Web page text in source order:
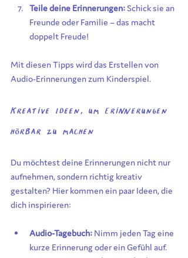
Teile deine Erinnerungen: Schick sie an
Freunde oder Familie – das macht
doppelt Freude!
Mit diesen Tipps wird das Erstellen von
Audio-Erinnerungen zum Kinderspiel.
Kreative Ideen, um Erinnerungen
hörbar zu machen
Du möchtest deine Erinnerungen nicht nur
aufnehmen, sondern richtig kreativ
gestalten? Hier kommen ein paar Ideen, die
dich inspirieren:
Audio-Tagebuch: Nimm jeden Tag eine
kurze Erinnerung oder ein Gefühl auf.